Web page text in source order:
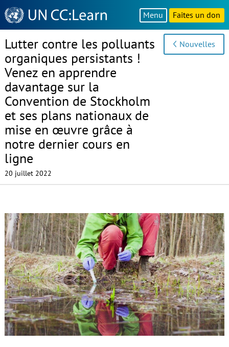
Knowledge
Sharing
Platform
Menu Faites un don
Lutter contre les polluants
organiques persistants !
Venez en apprendre
davantage sur la
Convention de Stockholm
et ses plans nationaux de
mise en œuvre grâce à
notre dernier cours en
ligne
20 juillet 2022
Nouvelles